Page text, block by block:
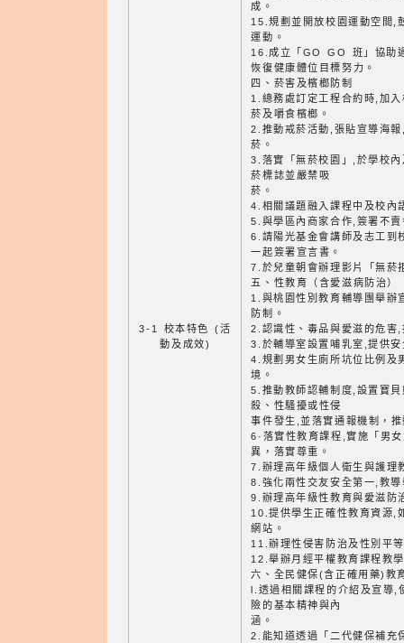
3-1 校本特色 (活
動及成效)
成。
15.規劃並開放校園運動空間,
運動。
16.成立「GO GO 班」協助
恢復健康體位目標努力。
四、菸害及檳榔防制
1.總務處訂定工程合約時,加
菸及嚼食檳榔。
2.推動戒菸活動,張貼宣導海
菸。
3.落實「無菸校園」,於學校
菸標誌並嚴禁吸
菸。
4.相關議題融入課程中及校內
5.與學區內商家合作,簽署不
6.請陽光基金會講師及志工到
一起簽署宣言書。
7.於兒童朝會辦理影片「無菸
五、性教育（含愛滋病防治）
1.與桃園性別教育輔導團舉辦
防制。
2.認識性、毒品與愛滋的危害
3.於輔導室設置哺乳室,提供
4.規劃男女生廁所坑位比例及
境。
5.推動教師認輔制度,設置寶
殺、性騷擾或性侵
事件發生,並落實通報機制，
6·落實性教育課程,實施「男
異，落實尊重。
7.辦理高年級個人衛生與護理
8.強化兩性交友安全第一,教
9.辦理高年級性教育與愛滋防
10.提供學生正確性教育資源,
網站。
11.辦理性侵害防治及性別平
12.舉辦月經平權教育課程教
六、全民健保(含正確用藥)教
l.透過相關課程的介紹及宣導,
險的基本精神與內
涵。
2.能知道透過「二代健保補充